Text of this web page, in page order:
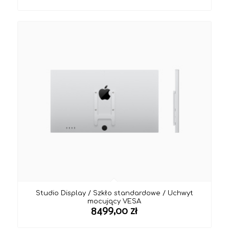
Studio Display / Szkło standardowe / Uchwyt
mocujący VESA
8499,00 zł